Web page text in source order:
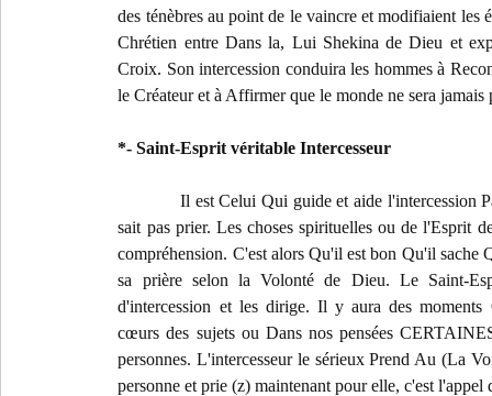
des ténèbres au point de le vaincre et modifiaient les
Chrétien entre Dans la, Lui Shekina de Dieu et
Croix. Son intercession conduira les hommes à
le Créateur et à Affirmer que le monde ne sera jamais
*- Saint-Esprit véritable Intercesseur
Il est Celui Qui guide et aide l'intercession
sait pas prier. Les choses spirituelles ou de l'Esprit
compréhension. C'est alors Qu'il est bon Qu'il sache
sa prière selon la Volonté de Dieu. Le Saint-
d'intercession et les dirige. Il y aura des
cœurs des sujets ou Dans nos pensées
personnes. L'intercesseur le sérieux Prend Au (La
personne et prie (z) maintenant pour elle, c'est